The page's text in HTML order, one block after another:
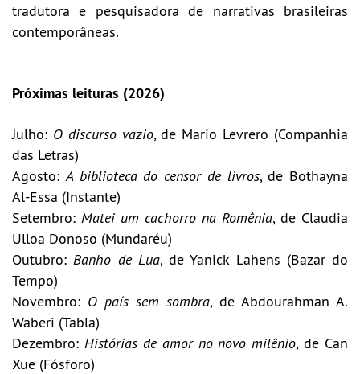
tradutora e pesquisadora de narrativas brasileiras
contemporâneas.
Próximas leituras (2026)
Julho: O discurso vazio, de Mario Levrero (Companhia
das Letras)
Agosto: A biblioteca do censor de livros, de Bothayna
Al-Essa (Instante)
Setembro: Matei um cachorro na Romênia, de Claudia
Ulloa Donoso (Mundaréu)
Outubro: Banho de Lua, de Yanick Lahens (Bazar do
Tempo)
Novembro: O país sem sombra, de Abdourahman A.
Waberi (Tabla)
Dezembro: Histórias de amor no novo milênio, de Can
Xue (Fósforo)